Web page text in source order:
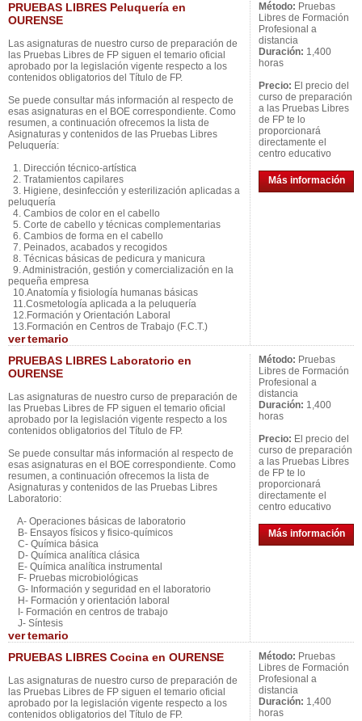
PRUEBAS LIBRES Peluquería en
OURENSE
Las asignaturas de nuestro curso de preparación de
las Pruebas Libres de FP siguen el temario oficial
aprobado por la legislación vigente respecto a los
contenidos obligatorios del Título de FP.
Se puede consultar más información al respecto de
esas asignaturas en el BOE correspondiente. Como
resumen, a continuación ofrecemos la lista de
Asignaturas y contenidos de las Pruebas Libres
Peluquería:
1. Dirección técnico-artística
2. Tratamientos capilares
3. Higiene, desinfección y esterilización aplicadas a
peluquería
4. Cambios de color en el cabello
5. Corte de cabello y técnicas complementarias
6. Cambios de forma en el cabello
7. Peinados, acabados y recogidos
8. Técnicas básicas de pedicura y manicura
9. Administración, gestión y comercialización en la
pequeña empresa
10.Anatomía y fisiología humanas básicas
11.Cosmetología aplicada a la peluquería
12.Formación y Orientación Laboral
13.Formación en Centros de Trabajo (F.C.T.)
vertemario
Método: Pruebas
Libres de Formación
Profesional a
distancia
Duración: 1,400
horas
Precio: El precio del
curso de preparación
a las Pruebas Libres
de FP te lo
proporcionará
directamente el
centro educativo
Más información
PRUEBAS LIBRES Laboratorio en
OURENSE
Las asignaturas de nuestro curso de preparación de
las Pruebas Libres de FP siguen el temario oficial
aprobado por la legislación vigente respecto a los
contenidos obligatorios del Título de FP.
Se puede consultar más información al respecto de
esas asignaturas en el BOE correspondiente. Como
resumen, a continuación ofrecemos la lista de
Asignaturas y contenidos de las Pruebas Libres
Laboratorio:
A- Operaciones básicas de laboratorio
B- Ensayos físicos y fisico-químicos
C- Química básica
D- Química analítica clásica
E- Química analítica instrumental
F- Pruebas microbiológicas
G- Información y seguridad en el laboratorio
H- Formación y orientación laboral
I- Formación en centros de trabajo
J- Síntesis
vertemario
Método: Pruebas
Libres de Formación
Profesional a
distancia
Duración: 1,400
horas
Precio: El precio del
curso de preparación
a las Pruebas Libres
de FP te lo
proporcionará
directamente el
centro educativo
Más información
PRUEBAS LIBRES Cocina en OURENSE
Las asignaturas de nuestro curso de preparación de
las Pruebas Libres de FP siguen el temario oficial
aprobado por la legislación vigente respecto a los
contenidos obligatorios del Título de FP.
Método: Pruebas
Libres de Formación
Profesional a
distancia
Duración: 1,400
horas